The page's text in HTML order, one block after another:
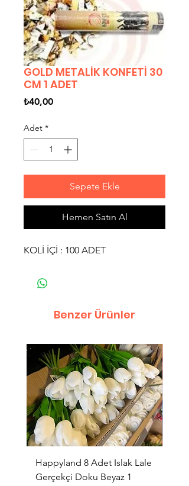
GOLD METALİK KONFETİ 30
CM 1 ADET
₺40,00Fiyat
Adet *
Sepete Ekle
Hemen Satın Al
KOLİ İÇİ : 100 ADET
Benzer Ürünler
Happyland 8 Adet Islak Lale
Gerçekçi Doku Beyaz 1